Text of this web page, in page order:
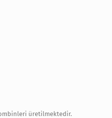
üretilmektedir.